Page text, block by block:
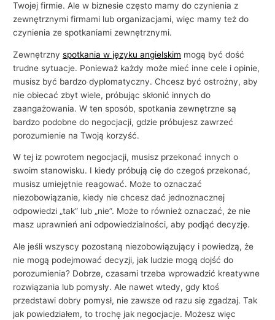
Twojej firmie. Ale w biznesie często mamy do czynienia z
zewnętrznymi firmami lub organizacjami, więc mamy też do
czynienia ze spotkaniami zewnętrznymi.
Zewnętrznyspotkania w języku angielskim mogą być dość
trudne sytuacje. Ponieważ każdy może mieć inne cele i opinie,
musisz być bardzo dyplomatyczny. Chcesz być ostrożny, aby
nie obiecać zbyt wiele, próbując skłonić innych do
zaangażowania. W ten sposób, spotkania zewnętrzne są
bardzo podobne do negocjacji, gdzie próbujesz zawrzeć
porozumienie na Twoją korzyść.
W tej iz powrotem negocjacji, musisz przekonać innych o
swoim stanowisku. I kiedy próbują cię do czegoś przekonać,
musisz umiejętnie reagować. Może to oznaczać
niezobowiązanie, kiedy nie chcesz dać jednoznacznej
odpowiedzi „tak” lub „nie”. Może to również oznaczać, że nie
masz uprawnień ani odpowiedzialności, aby podjąć decyzję.
Ale jeśli wszyscy pozostaną niezobowiązujący i powiedzą, że
nie mogą podejmować decyzji, jak ludzie mogą dojść do
porozumienia? Dobrze, czasami trzeba wprowadzić kreatywne
rozwiązania lub pomysły. Ale nawet wtedy, gdy ktoś
przedstawi dobry pomysł, nie zawsze od razu się zgadzaj. Tak
jak powiedziałem, to trochę jak negocjacje. Możesz więc